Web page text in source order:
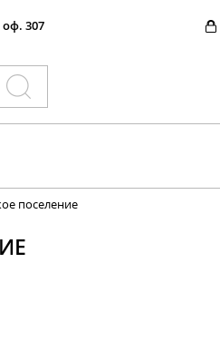
оф. 307
поселение